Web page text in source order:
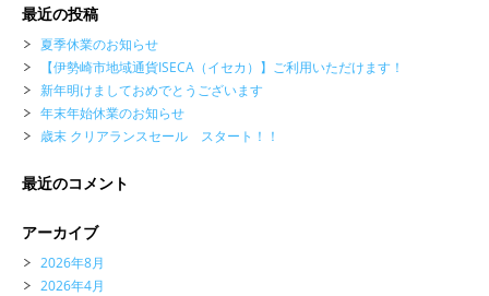
最近の投稿
夏季休業のお知らせ
【伊勢崎市地域通貨ISECA（イセカ）】ご利用いただけます！
新年明けましておめでとうございます
年末年始休業のお知らせ
歳末 クリアランスセール スタート！！
最近のコメント
アーカイブ
2026年8月
2026年4月